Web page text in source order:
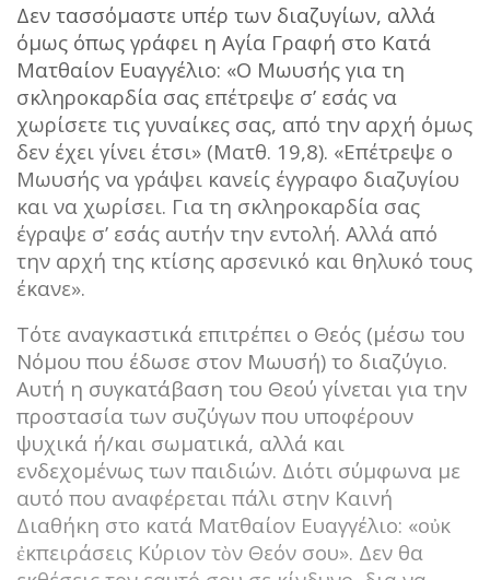
Δεν τασσόμαστε υπέρ των διαζυγίων, αλλά
όμως όπως γράφει η Αγία Γραφή στο Κατά
Ματθαίον Ευαγγέλιο: «Ο Μωυσής για τη
σκληροκαρδία σας επέτρεψε σ’ εσάς να
χωρίσετε τις γυναίκες σας, από την αρχή όμως
δεν έχει γίνει έτσι» (Ματθ. 19,8). «Επέτρεψε ο
Μωυσής να γράψει κανείς έγγραφο διαζυγίου
και να χωρίσει. Για τη σκληροκαρδία σας
έγραψε σ’ εσάς αυτήν την εντολή. Αλλά από
την αρχή της κτίσης αρσενικό και θηλυκό τους
έκανε».
Τότε αναγκαστικά επιτρέπει ο Θεός (μέσω του
Νόμου που έδωσε στον Μωυσή) το διαζύγιο.
Αυτή η συγκατάβαση του Θεού γίνεται για την
προστασία των συζύγων που υποφέρουν
ψυχικά ή/και σωματικά, αλλά και
ενδεχομένως των παιδιών. Διότι σύμφωνα με
αυτό που αναφέρεται πάλι στην Καινή
Διαθήκη στο κατά Ματθαίον Ευαγγέλιο: «οὐκ
ἐκπειράσεις Κύριον τὸν Θεόν σου». Δεν θα